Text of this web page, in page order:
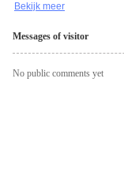
Bekijk meer
Messages of visitor
No public comments yet